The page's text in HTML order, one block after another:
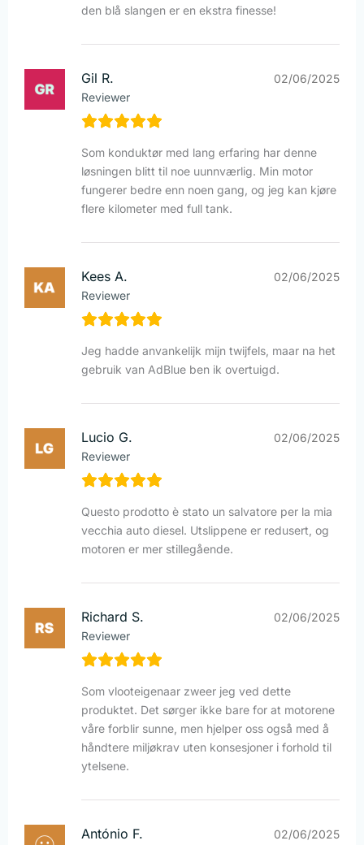
den blå slangen er en ekstra finesse!
Gil R.
Reviewer
02/06/2025
Som konduktør med lang erfaring har denne
løsningen blitt til noe uunnværlig. Min motor
fungerer bedre enn noen gang, og jeg kan kjøre
flere kilometer med full tank.
Kees A.
Reviewer
02/06/2025
Jeg hadde anvankelijk mijn twijfels, maar na het
gebruik van AdBlue ben ik overtuigd.
Lucio G.
Reviewer
02/06/2025
Questo prodotto è stato un salvatore per la mia
vecchia auto diesel. Utslippene er redusert, og
motoren er mer stillegående.
Richard S.
Reviewer
02/06/2025
Som vlooteigenaar zweer jeg ved dette
produktet. Det sørger ikke bare for at motorene
våre forblir sunne, men hjelper oss også med å
håndtere miljøkrav uten konsesjoner i forhold til
ytelsene.
António F. 02/06/2025